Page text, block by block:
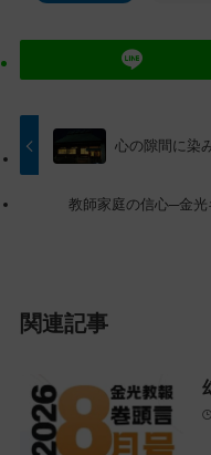
ッ
プ
に
動
す
る
心の隙間に染
教師家庭の信心─金
関連記事